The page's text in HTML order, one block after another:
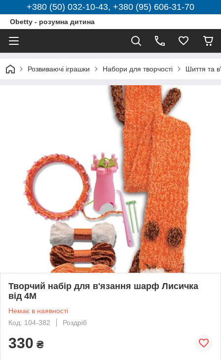
+380 (50) 032-10-43, +380 (95) 606-31-70
Obetty - розумна дитина
Розвиваючі іграшки Набори для творчості Шиття та
Творчий набір для в'язання шарф Лисичка
від 4M
Немає в наявності
Код: 104-382
Роздріб
330 ₴